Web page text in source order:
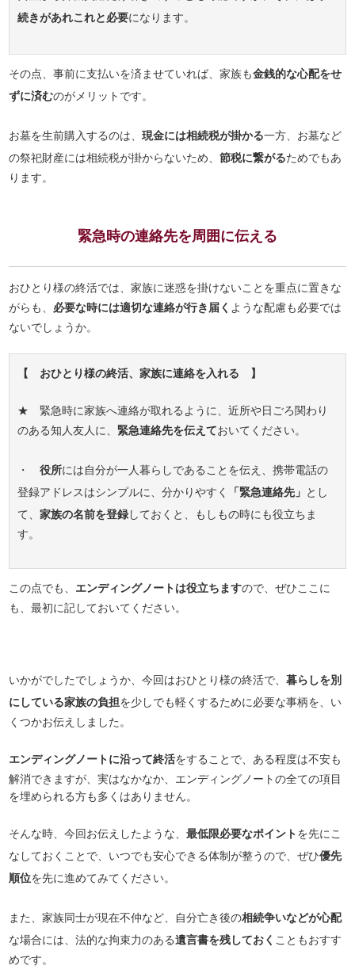
続きがあれこれと必要になります。
その点、事前に支払いを済ませていれば、家族も金銭的な心配をせ
ずに済むのがメリットです。
お墓を生前購入するのは、現金には相続税が掛かる一方、お墓など
の祭祀財産には相続税が掛からないため、節税に繋がるためでもあ
ります。
緊急時の連絡先を周囲に伝える
おひとり様の終活では、家族に迷惑を掛けないことを重点に置きな
がらも、 必要な時には適切な連絡が行き届く ような配慮も必要では
ないでしょうか。
【 おひとり様の終活、家族に連絡を入れる 】
★ 緊急時に家族へ連絡が取れるように、近所や日ごろ関わり
のある知人友人に、 緊急連絡先を伝えておいてください。
・役所には自分が一人暮らしであることを伝え、携帯電話の
登録アドレスはシンプルに、分かりやすく
「緊急連絡先」 とし
て、家族の名前を登録しておくと、もしもの時にも役立ちま
す。
この点でも、 エンディングノートは役立ちますので、ぜひここに
も、最初に記しておいてください。
いかがでしたでしょうか、今回はおひとり様の終活で、暮らしを別
にしている家族の負担を少しでも軽くするために必要な事柄を、い
くつかお伝えしました。
エンディングノートに沿って終活をすることで、ある程度は不安も
解消できますが、実はなかなか、エンディングノートの全ての項目
を埋められる方も多くはありません。
そんな時、今回お伝えしたような、最低限必要なポイントを先にこ
なしておくことで、いつでも安心できる体制が整うので、ぜひ優先
順位を先に進めてみてください。
また、家族同士が現在不仲など、自分亡き後の相続争いなどが心配
な場合には、法的な拘束力のある遺言書を残しておく こともおすす
めです。